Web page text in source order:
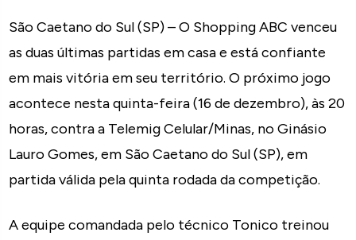
São Caetano do Sul (SP) – O Shopping ABC venceu
as duas últimas partidas em casa e está confiante
em mais vitória em seu território. O próximo jogo
acontece nesta quinta-feira (16 de dezembro), às 20
horas, contra a Telemig Celular/Minas, no Ginásio
Lauro Gomes, em São Caetano do Sul (SP), em
partida válida pela quinta rodada da competição.
A equipe comandada pelo técnico Tonico treinou